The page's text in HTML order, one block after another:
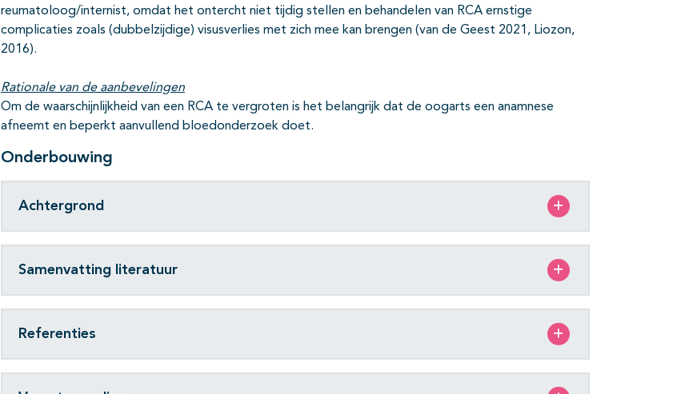
reumatoloog/internist, omdat het ontercht niet tijdig stellen en behandelen van RCA ernstige
complicaties zoals (dubbelzijdige) visusverlies met zich mee kan brengen (van de Geest 2021, Liozon,
2016).
Rationale van de aanbevelingen
Om de waarschijnlijkheid van een RCA te vergroten is het belangrijk dat de oogarts een anamnese
afneemt en beperkt aanvullend bloedonderzoek doet.
Onderbouwing
Achtergrond
Samenvatting literatuur
Referenties